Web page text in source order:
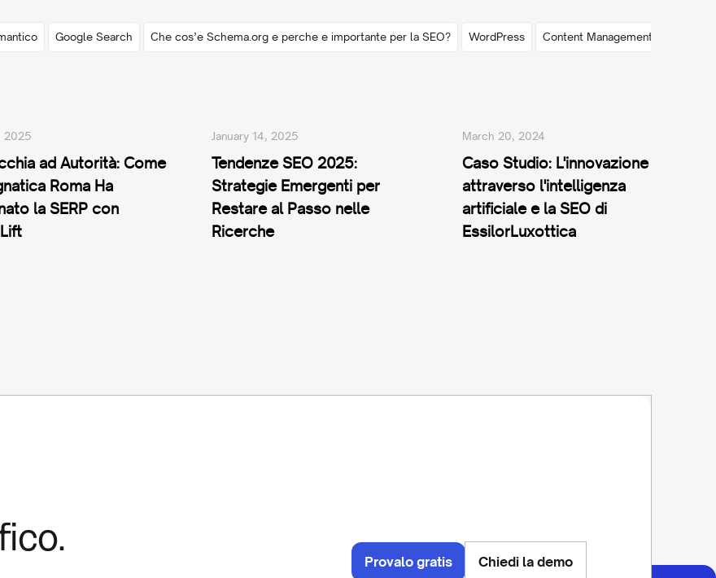
Google Search Che cos’e Schema.org e perche e importante per la SEO? WordPress Content Management System
ad Autorità: Come
Roma Ha
la SERP con
2025
Tendenze SEO 2025:
Strategie Emergenti per
Restare al Passo nelle
Ricerche
January 14, 2025
Caso Studio: L'innovazione
attraverso l'intelligenza
artificiale e la SEO di
EssilorLuxottica
March 20, 2024
Provalo gratis Chiedi la demo